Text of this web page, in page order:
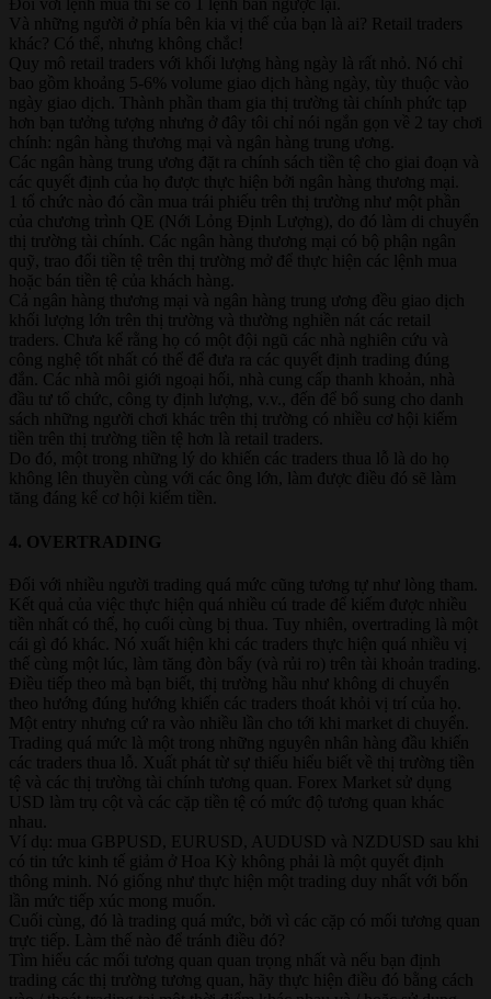
Đối với lệnh mua thì sẽ có 1 lệnh bán ngược lại.
Và những người ở phía bên kia vị thế của bạn là ai? Retail traders
khác? Có thể, nhưng không chắc!
Quy mô retail traders với khối lượng hàng ngày là rất nhỏ. Nó chỉ
bao gồm khoảng 5-6% volume giao dịch hàng ngày, tùy thuộc vào
ngày giao dịch. Thành phần tham gia thị trường tài chính phức tạp
hơn bạn tưởng tượng nhưng ở đây tôi chỉ nói ngắn gọn về 2 tay chơi
chính: ngân hàng thương mại và ngân hàng trung ương.
Các ngân hàng trung ương đặt ra chính sách tiền tệ cho giai đoạn và
các quyết định của họ được thực hiện bởi ngân hàng thương mại.
1 tổ chức nào đó cần mua trái phiếu trên thị trường như một phần
của chương trình QE (Nới Lỏng Định Lượng), do đó làm di chuyển
thị trường tài chính. Các ngân hàng thương mại có bộ phận ngân
quỹ, trao đổi tiền tệ trên thị trường mở để thực hiện các lệnh mua
hoặc bán tiền tệ của khách hàng.
Cả ngân hàng thương mại và ngân hàng trung ương đều giao dịch
khối lượng lớn trên thị trường và thường nghiền nát các retail
traders. Chưa kể rằng họ có một đội ngũ các nhà nghiên cứu và
công nghệ tốt nhất có thể để đưa ra các quyết định trading đúng
đắn. Các nhà môi giới ngoại hối, nhà cung cấp thanh khoản, nhà
đầu tư tổ chức, công ty định lượng, v.v., đến để bổ sung cho danh
sách những người chơi khác trên thị trường có nhiều cơ hội kiếm
tiền trên thị trường tiền tệ hơn là retail traders.
Do đó, một trong những lý do khiến các traders thua lỗ là do họ
không lên thuyền cùng với các ông lớn, làm được điều đó sẽ làm
tăng đáng kể cơ hội kiếm tiền.
4. OVERTRADING​
Đối với nhiều người trading quá mức cũng tương tự như lòng tham.
Kết quả của việc thực hiện quá nhiều cú trade để kiếm được nhiều
tiền nhất có thể, họ cuối cùng bị thua. Tuy nhiên, overtrading là một
cái gì đó khác. Nó xuất hiện khi các traders thực hiện quá nhiều vị
thế cùng một lúc, làm tăng đòn bẩy (và rủi ro) trên tài khoản trading.
Điều tiếp theo mà bạn biết, thị trường hầu như không di chuyển
theo hướng đúng hướng khiến các traders thoát khỏi vị trí của họ.
Một entry nhưng cứ ra vào nhiều lần cho tới khi market di chuyển.
Trading quá mức là một trong những nguyên nhân hàng đầu khiến
các traders thua lỗ. Xuất phát từ sự thiếu hiểu biết về thị trường tiền
tệ và các thị trường tài chính tương quan. Forex Market sử dụng
USD làm trụ cột và các cặp tiền tệ có mức độ tương quan khác
nhau.
Ví dụ: mua GBPUSD, EURUSD, AUDUSD và NZDUSD sau khi
có tin tức kinh tế giảm ở Hoa Kỳ không phải là một quyết định
thông minh. Nó giống như thực hiện một trading duy nhất với bốn
lần mức tiếp xúc mong muốn.
Cuối cùng, đó là trading quá mức, bởi vì các cặp có mối tương quan
trực tiếp. Làm thế nào để tránh điều đó?
Tìm hiểu các mối tương quan quan trọng nhất và nếu bạn định
trading các thị trường tương quan, hãy thực hiện điều đó bằng cách